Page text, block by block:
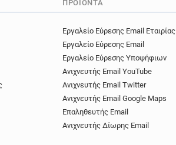
ΠΡΟΪΌΝΤΑ
Εργαλείο Εύρεσης Email Εταιρίας
Εργαλείο Εύρεσης Email
Εργαλείο Εύρεσης Υποψήφιων
Ανιχνευτής Email YouTube
Ανιχνευτής Email Twitter
Ανιχνευτής Email Google Maps
Επαληθευτής Email
Ανιχνευτής Δίωρης Email